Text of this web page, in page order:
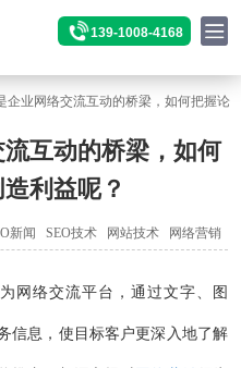
139-1008-4168
企业网络交流互动的桥梁，如何把握论
互动的桥梁，如何
利益呢？
新闻 SEO技术 网站技术 网络营销
网络交流平台，通过文字、图
信息，使目标客户更深入地了解